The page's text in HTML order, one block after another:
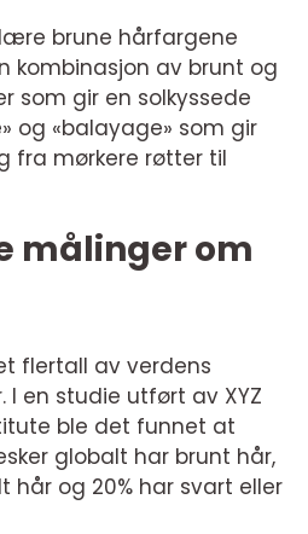
brune hårfargene
kombinasjon av brunt og
som gir en solkyssede
og «balayage» som gir
fra mørkere røtter til
målinger om
flertall av verdens
I en studie utført av XYZ
ble det funnet at
globalt har brunt hår,
hår og 20% har svart eller